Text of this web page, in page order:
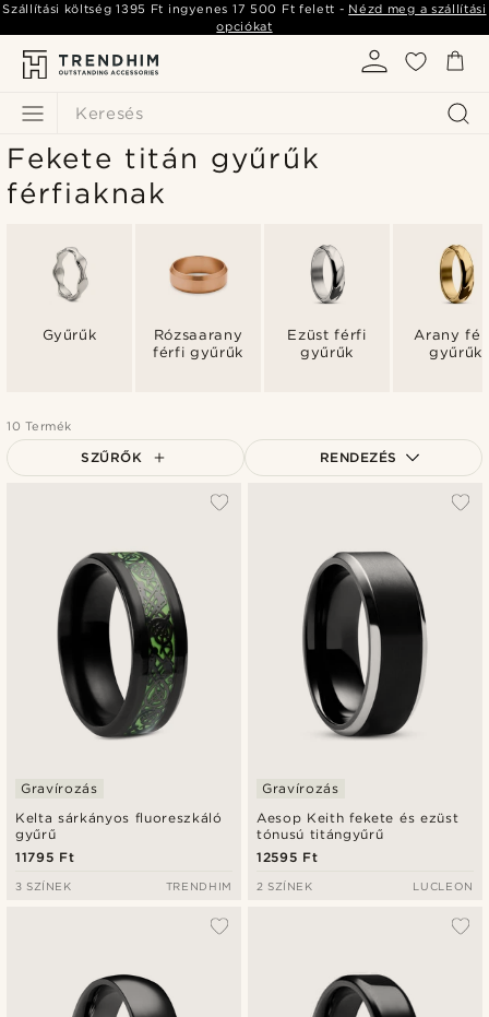
Keresés
Szállítási költség1395 Ft ingyenes 17 500 Ft felett - Nézd meg a szállítási
opciókat
Fekete titán gyűrűk
férfiaknak
Gyűrűk
Rózsaarany
férfi gyűrűk
Ezüst férfi
gyűrűk
Arany
gyűrűk
10 Termék
SZŰRŐK RENDEZÉS
Legalacsonyabb ár
Legmagasabb ár
Kelta sárkányos fluoreszkáló
gyűrű
Gravírozás
11795 Ft
3 SZÍNEK TRENDHIM
Aesop Keith fekete és ezüst
tónusú titángyűrű
Gravírozás
12595 Ft
2 SZÍNEK LUCLEON